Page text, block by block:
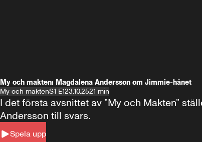
My och makten: Magdalena Andersson om Jimmie-hånet
My och maktenS1 E123.10.2521 min
Spela upp
I det första avsnittet av ”My och Makten”
Andersson till svars.